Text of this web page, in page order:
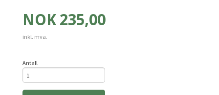
Pris
NOK 235,00
inkl. mva.
Antall